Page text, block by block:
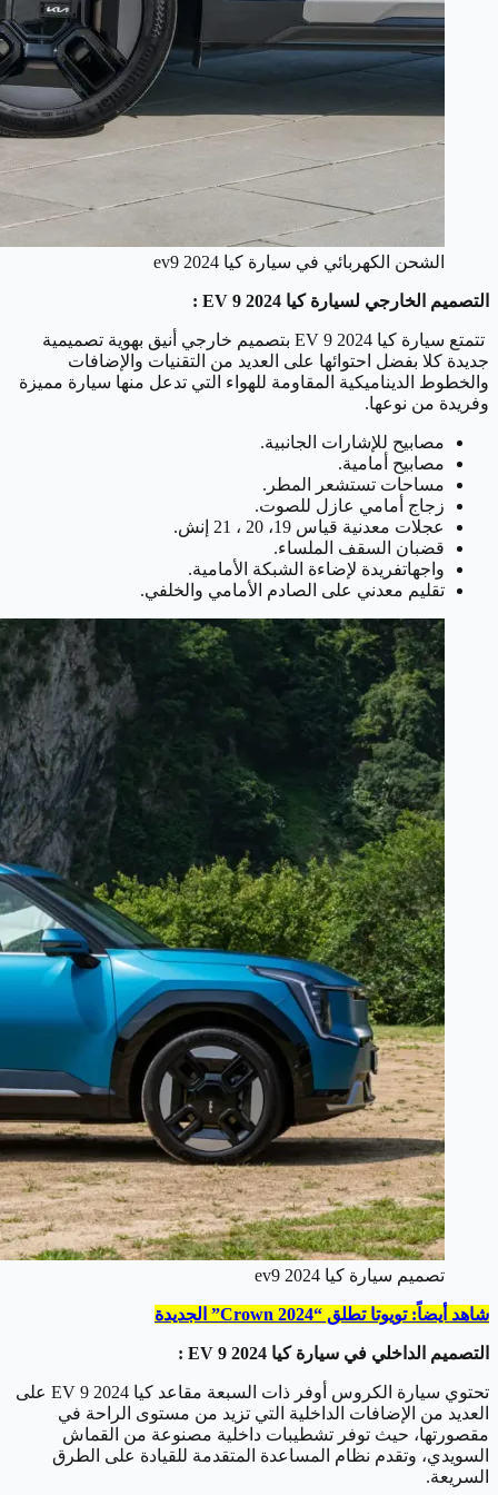
الشحن الكهربائي في سيارة كيا ev9 2024
التصميم الخارجي لسيارة كيا EV 9 2024 :
‎‏ تتمتع سيارة كيا EV 9 2024 بتصميم خارجي أنيق بهوية تصميمية
جديدة كلا بفضل احتوائها على العديد من التقنيات والإضافات
والخطوط الديناميكية المقاومة للهواء التي تدعل منها سيارة مميزة
وفريدة من نوعها.
مصابيح للإشارات الجانبية.
مصابيح أمامية.
مساحات تستشعر المطر.
زجاج أمامي عازل للصوت.
عجلات معدنية قياس 19، 20 ، 21 إنش.
قضبان السقف الملساء.
واجهاتفريدة لإضاءة الشبكة الأمامية.
تقليم معدني على الصادم الأمامي والخلفي.
تصميم سيارة كيا ev9 2024
شاهد أيضاً: تويوتا تطلق “2024 Crown” الجديدة
التصميم الداخلي في سيارة كيا EV 9 2024 :
تحتوي سيارة الكروس أوفر ذات السبعة مقاعد كيا EV 9 2024 على
العديد من الإضافات الداخلية التي تزيد من مستوى الراحة في
مقصورتها، حيث توفر تشطيبات داخلية مصنوعة من القماش
السويدي، وتقدم نظام المساعدة المتقدمة للقيادة على الطرق
السريعة.